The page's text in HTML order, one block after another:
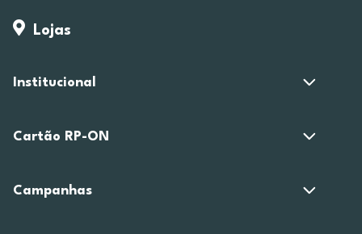
Lojas
Institucional
Cartão RP-ON
Campanhas